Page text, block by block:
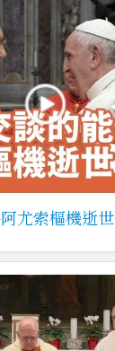
尤索樞機逝世